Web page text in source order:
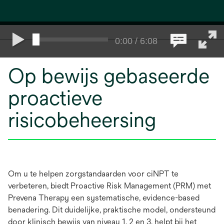
0:00 / 6:08
Op bewijs gebaseerde
proactieve
risicobeheersing
Om u te helpen zorgstandaarden voor ciNPT te
verbeteren, biedt Proactive Risk Management (PRM) met
Prevena Therapy een systematische, evidence-based
benadering. Dit duidelijke, praktische model, ondersteund
door klinisch bewijs van niveau 1, 2 en 3, helpt bij het